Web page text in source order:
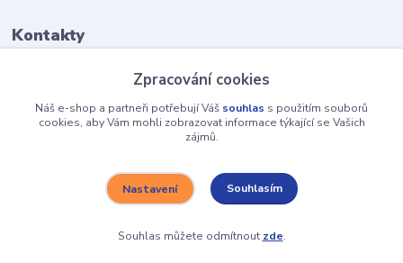
Kontakty
Po-Pia 8:00-15:00
Vytvořeno na Eshop-rychle.cz
Zpracování cookies
Náš e-shop a partneři potřebují Váš souhlas s použitím souborů
cookies, aby Vám mohli zobrazovat informace týkající se Vašich
zájmů.
Nastavení Souhlasím
Souhlas můžete odmítnout zde.